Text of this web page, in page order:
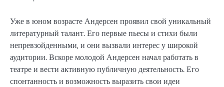
Уже в юном возрасте Андерсен проявил свой уникальный
литературный талант. Его первые пьесы и стихи были
непревзойденными, и они вызвали интерес у широкой
аудитории. Вскоре молодой Андерсен начал работать в
театре и вести активную публичную деятельность. Его
спонтанность и возможность выразить свои идеи